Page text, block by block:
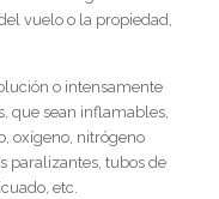
vuelo o la propiedad,
o intensamente
que sean inflamables,
oxígeno, nitrógeno
paralizantes, tubos de
etc.